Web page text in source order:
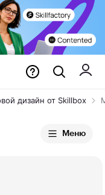
дизайн от Skillbox
Меню